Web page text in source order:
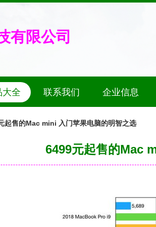
有限公司
大全 联系我们 企业信息
起售的Mac mini 入门苹果电脑的明智之选
6499元起售的Mac